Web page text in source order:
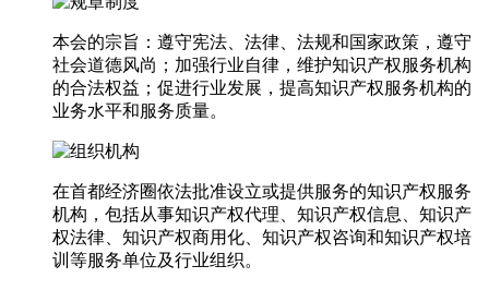
本会的宗旨：遵守宪法、法律、法规和国家政策，遵守
社会道德风尚；加强行业自律，维护知识产权服务机构
的合法权益；促进行业发展，提高知识产权服务机构的
业务水平和服务质量。
在首都经济圈依法批准设立或提供服务的知识产权服务
机构，包括从事知识产权代理、知识产权信息、知识产
权法律、知识产权商用化、知识产权咨询和知识产权培
训等服务单位及行业组织。